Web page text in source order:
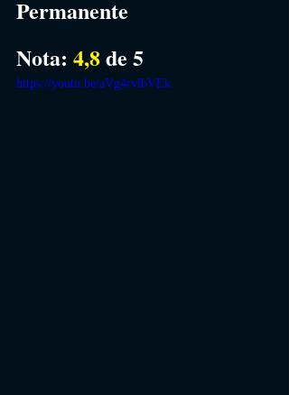
Permanente
Nota: 4,8 de 5
https://youtu.be/aVg4rvlbVEk